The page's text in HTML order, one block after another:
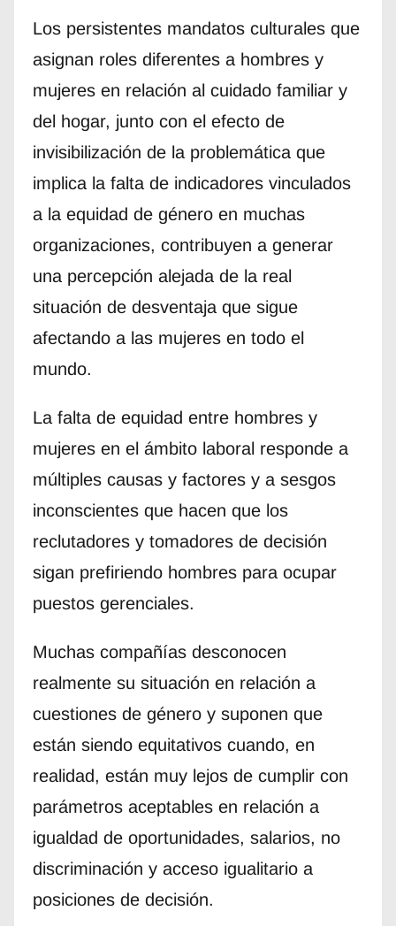
Los persistentes mandatos culturales que
asignan roles diferentes a hombres y
mujeres en relación al cuidado familiar y
del hogar, junto con el efecto de
invisibilización de la problemática que
implica la falta de indicadores vinculados
a la equidad de género en muchas
organizaciones, contribuyen a generar
una percepción alejada de la real
situación de desventaja que sigue
afectando a las mujeres en todo el
mundo.
La falta de equidad entre hombres y
mujeres en el ámbito laboral responde a
múltiples causas y factores y a sesgos
inconscientes que hacen que los
reclutadores y tomadores de decisión
sigan prefiriendo hombres para ocupar
puestos gerenciales.
Muchas compañías desconocen
realmente su situación en relación a
cuestiones de género y suponen que
están siendo equitativos cuando, en
realidad, están muy lejos de cumplir con
parámetros aceptables en relación a
igualdad de oportunidades, salarios, no
discriminación y acceso igualitario a
posiciones de decisión.